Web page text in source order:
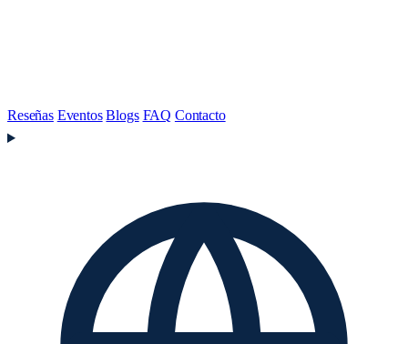
Reseñas Eventos Blogs FAQ Contacto